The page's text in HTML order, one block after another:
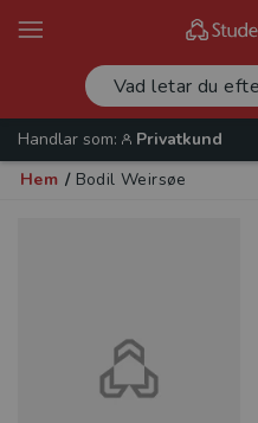
Handlar som:
Privatkund
Hem / Bodil Weirsøe